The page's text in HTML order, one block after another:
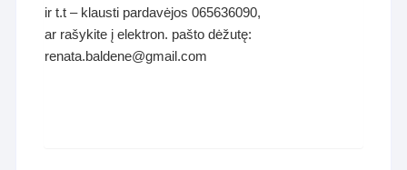
ir t.t – klausti pardavėjos 065636090,
ar rašykite į elektron. pašto dėžutę:
renata.baldene@gmail.com